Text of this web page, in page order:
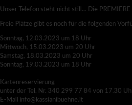
Unser Telefon steht nicht still… Die
Freie Plätze gibt es noch für die folgenden
Sonntag, 12.03.2023 um 18 Uhr
Mittwoch, 15.03.2023 um 20 Uhr
Samstag, 18.03.2023 um 20 Uhr
Sonntag, 19.03.2023 um 18 Uhr
Kartenreservierung
unter der Tel. Nr. 340 299 77 84 von 17.30
E-Mail info@kassianibuehne.it